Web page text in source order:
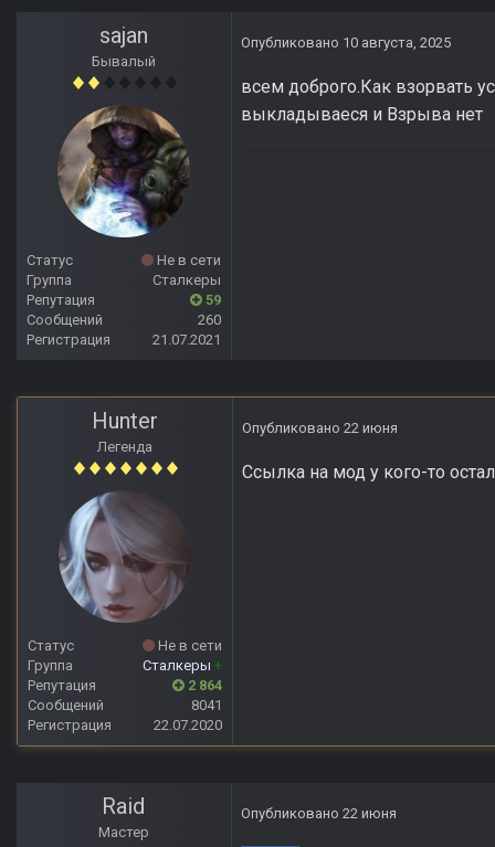
sajan
Бывалый
Статус
Не в сети
Группа
Сталкеры
Репутация
59
Сообщений
260
Регистрация
21.07.2021
Опубликовано 10 августа, 2025
всем доброго.Как взорвать
выкладываеся и Взрыва нет
Hunter
Легенда
Статус
Не в сети
Группа
Сталкеры +
Репутация
2 864
Сообщений
8041
Регистрация
22.07.2020
Опубликовано 22 июня
Ссылка на мод у кого-то
Raid
Мастер
Опубликовано 22 июня